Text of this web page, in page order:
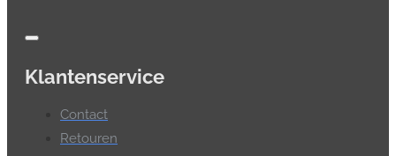
Klantenservice
Contact
Retouren